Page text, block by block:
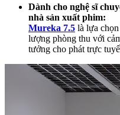
Dành cho nghệ sĩ
nhà sản xuất phim:
Mureka 7.5 là lựa
lượng phòng thu với
tưởng cho phát trực